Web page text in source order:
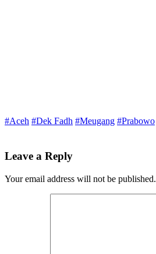
#Aceh #Dek Fadh #Meugang #Prabowo
Leave a Reply
Your email address will not be published.